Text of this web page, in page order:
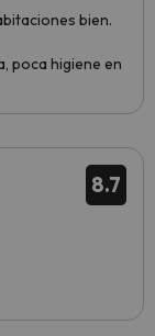
bien.
poca higiene en
8.7